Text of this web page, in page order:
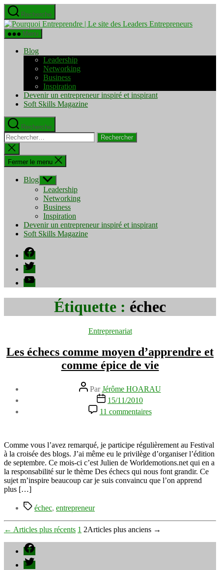
Aller
au
contenu
Recherche
Pourquoi
Menu
Blog
Leadership
Networking
Business
Inspiration
Devenir un entrepreneur inspiré et inspirant
Soft Skills Magazine
Recherche
Rechercher :
Fermer
la
recherche
Fermer le menu
Blog Afficher
le
sous-
menu
Leadership
Networking
Business
Inspiration
Devenir un entrepreneur inspiré et inspirant
Soft Skills Magazine
Facebook
Twitter
YouTube
Étiquette : échec
Catégories
Entreprenariat
Les échecs comme moyen d’apprendre et
comme épice de vie
Auteur
de
l’article
ParJérôme HOARAU
Date
de
l’article
15/11/2010
11 commentairessur
Les
moyen
d’apprendre
et
comme
épice
Comme vous l’avez remarqué, je participe régulièrement au Festival
à la croisée des blogs. J’ai même eu le privilège d’organiser l’édition
de septembre. Ce mois-ci c’est Julien de Worldemotions.net qui en a
la responsabilité sur le thème Des échecs qui nous font grandir. Ce
sujet m’inspire beaucoup car je suis convaincu que l’on apprend
plus […]
Étiquettes
échec, entrepreneur
Pagination
des
publications
← Articles plus récents 1 2Articles plus anciens →
Facebook
Twitter